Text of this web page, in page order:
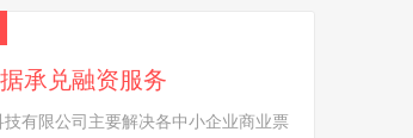
承兑融资服务
有限公司主要解决各中小企业商业票